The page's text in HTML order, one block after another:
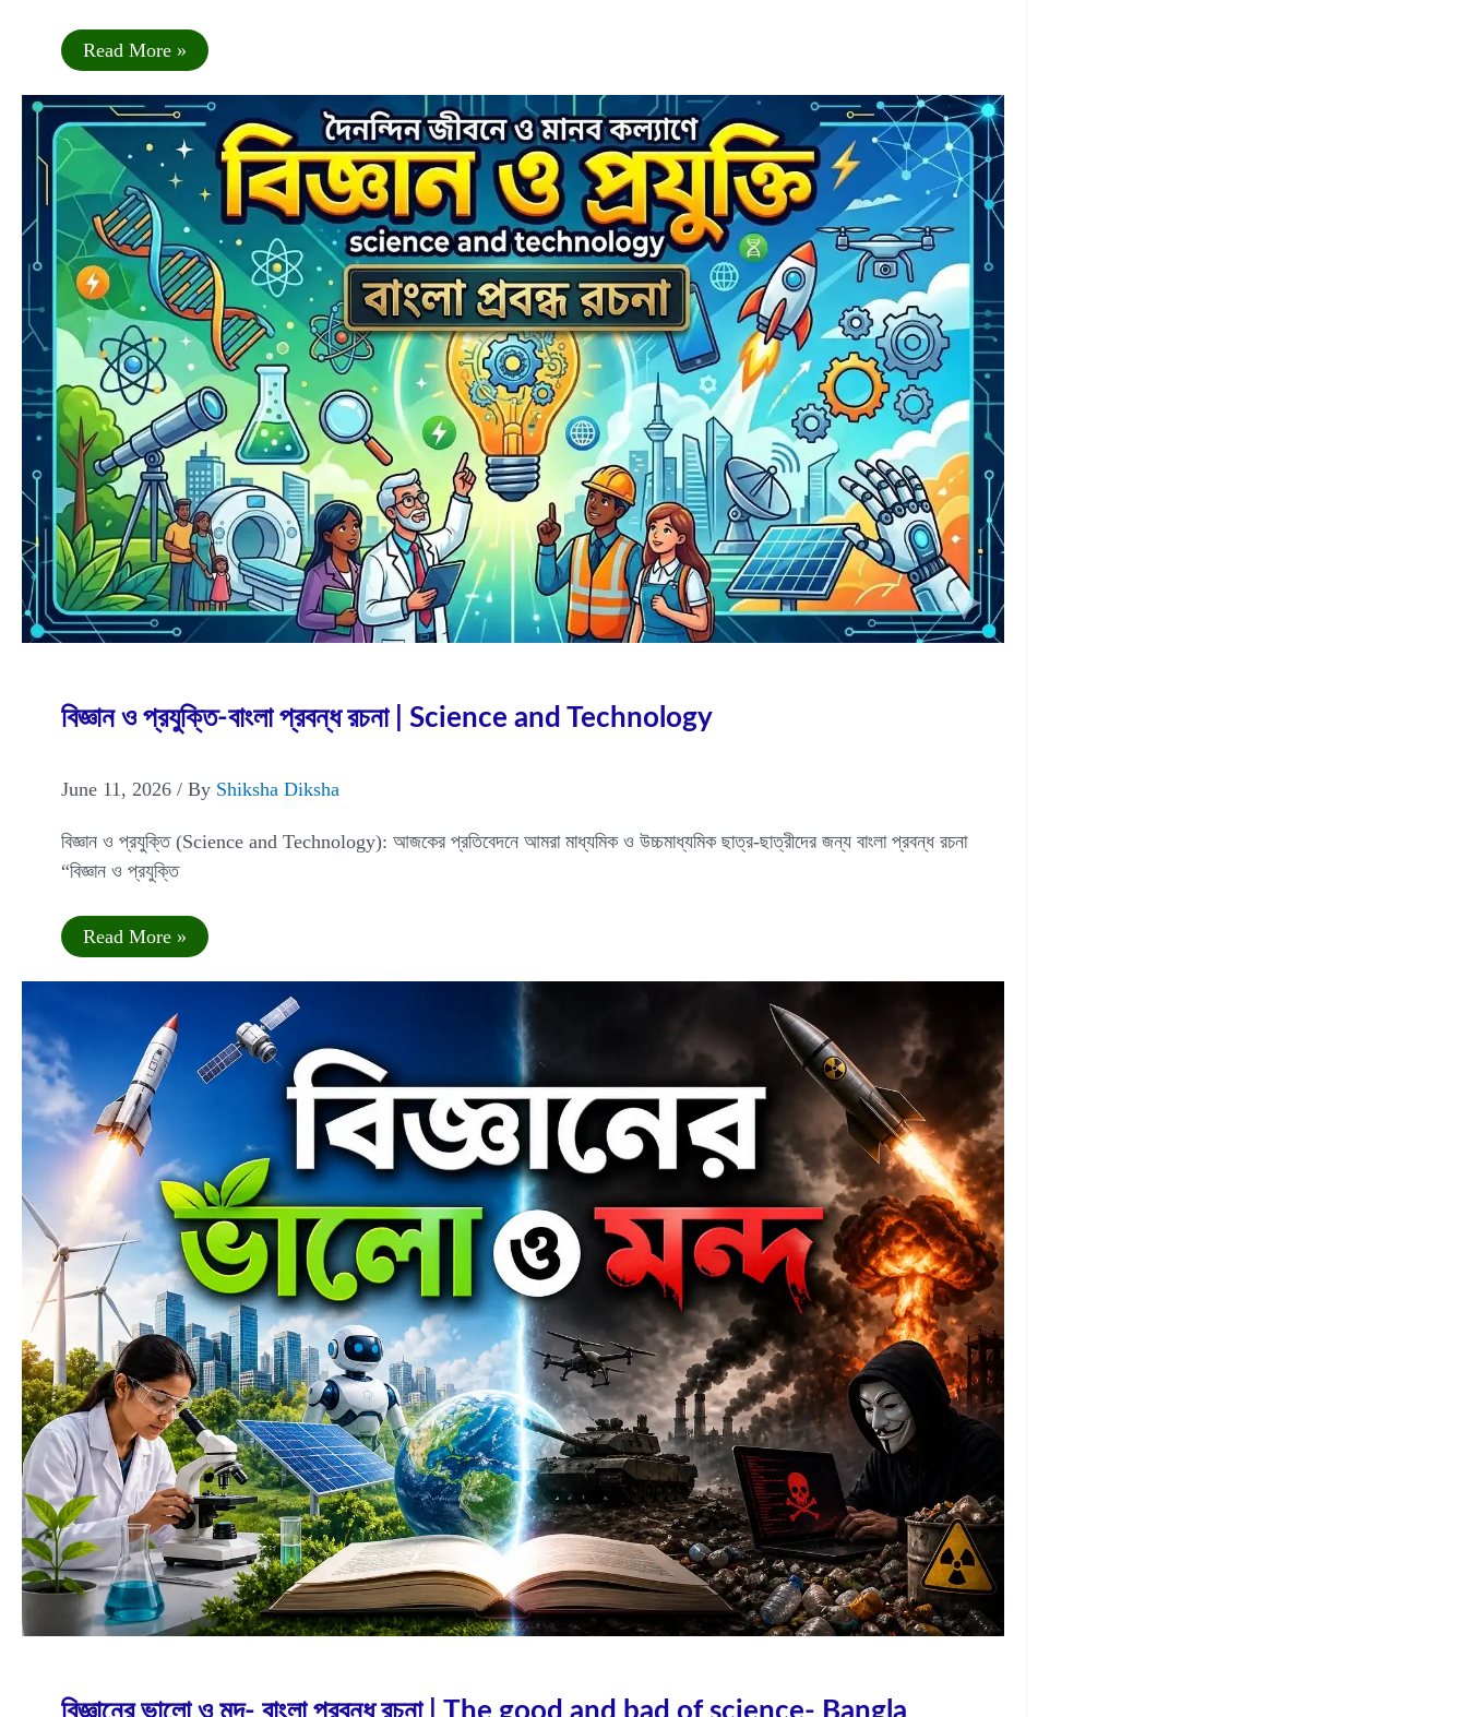
একটি
গাছ
প্রাণ
–
প্রবন্ধ
|
Ekti
Gach
Ekti
Pran
Read More »
বিজ্ঞান ও প্রযুক্তি-বাংলা প্রবন্ধ রচনা | Science and Technology
June 11, 2026 / By Shiksha Diksha
বিজ্ঞান ও প্রযুক্তি (Science and Technology): আজকের প্রতিবেদনে আমরা মাধ্যমিক ও উচ্চমাধ্যমিক ছাত্র-ছাত্রীদের জন্য বাংলা প্রবন্ধ রচনা
“বিজ্ঞান ও প্রযুক্তি
বিজ্ঞান
ও
Science
and
Technology
Read More »